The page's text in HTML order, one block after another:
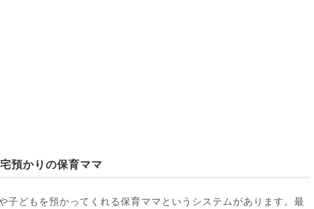
預かりの保育ママ
子どもを預かってくれる保育ママというシステムがあります。最